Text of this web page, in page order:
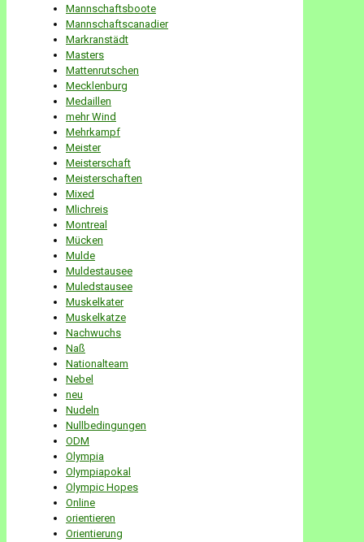
Mannschaftsboote
Mannschaftscanadier
Markranstädt
Masters
Mattenrutschen
Mecklenburg
Medaillen
mehr Wind
Mehrkampf
Meister
Meisterschaft
Meisterschaften
Mixed
Mlichreis
Montreal
Mücken
Mulde
Muldestausee
Muledstausee
Muskelkater
Muskelkatze
Nachwuchs
Naß
Nationalteam
Nebel
neu
Nudeln
Nullbedingungen
ODM
Olympia
Olympiapokal
Olympic Hopes
Online
orientieren
Orientierung